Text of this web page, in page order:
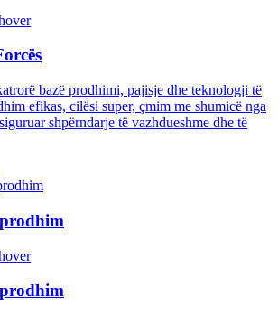
bazë prodhimi, pajisje dhe teknologji të
efikas, cilësi super, çmim me shumicë nga
shpërndarje të vazhdueshme dhe të